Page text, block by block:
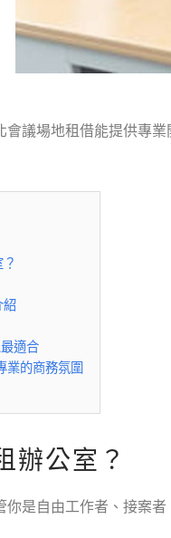
議場地租借能提供專
紹
適合
業的商務氛圍
辦公室？
是自由工作者、接案